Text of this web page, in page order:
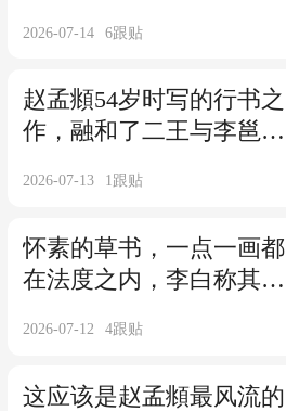
成！
2026-07-14 6跟贴
赵孟頫54岁时写的行书之
作，融和了二王与李邕的
的！
2026-07-13 1跟贴
怀素的草书，一点一画都
在法度之内，李白称其草
2026-07-12 4跟贴
这应该是赵孟頫最风流的